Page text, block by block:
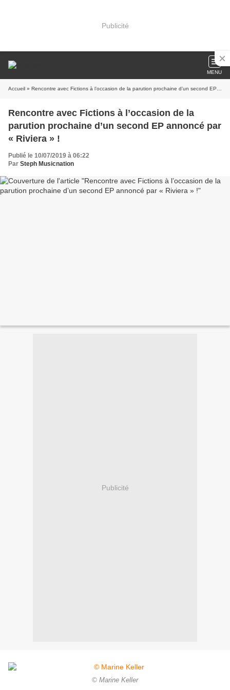
Publicité
MENU
Accueil » Rencontre avec Fictions à l’occasion de la parution prochaine d’un second EP annoncé par « Riviera » !
Rencontre avec Fictions à l’occasion de la
parution prochaine d’un second EP annoncé par
« Riviera » !
Publié le 10/07/2019 à 06:22
Par Steph Musicnation
Publicité
© Marine Keller